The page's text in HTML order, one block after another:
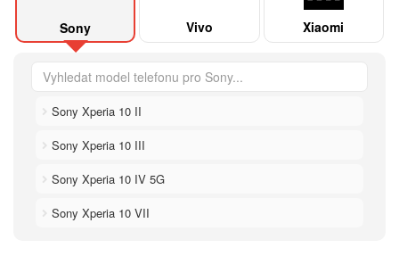
Sony Vivo Xiaomi
Sony Xperia 10 II
Sony Xperia 10 III
Sony Xperia 10 IV 5G
Sony Xperia 10 VII